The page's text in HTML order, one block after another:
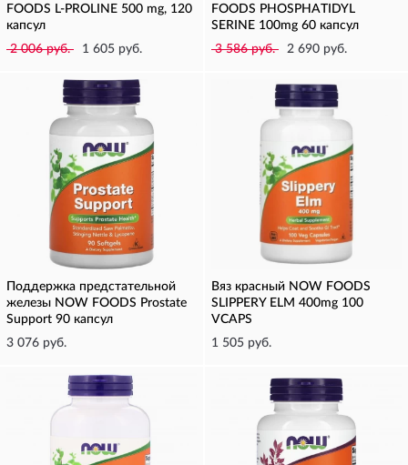
FOODS L-PROLINE 500 mg, 120
капсул
2 006 руб.
1 605 руб.
FOODS PHOSPHATIDYL
SERINE 100mg 60 капсул
3 586 руб.
2 690 руб.
Поддержка предстательной
железы NOW FOODS Prostate
Support 90 капсул
3 076 руб.
Вяз красный NOW FOODS
SLIPPERY ELM 400mg 100
VCAPS
1 505 руб.